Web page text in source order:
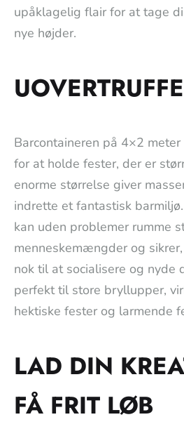
upåklagelig flair for at tage
nye højder.
Barcontaineren på 4×2
for at holde fester, der er
enorme størrelse giver
indrette et fantastisk
kan uden problemer rumme
menneskemængder og
nok til at socialisere og nyde
perfekt til store bryllupper,
hektiske fester og larmende
LAD DIN
FÅ FRIT LØB